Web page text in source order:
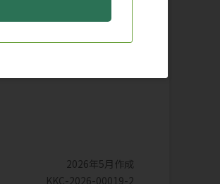
2026年5月作成
KKC-2026-00019-2